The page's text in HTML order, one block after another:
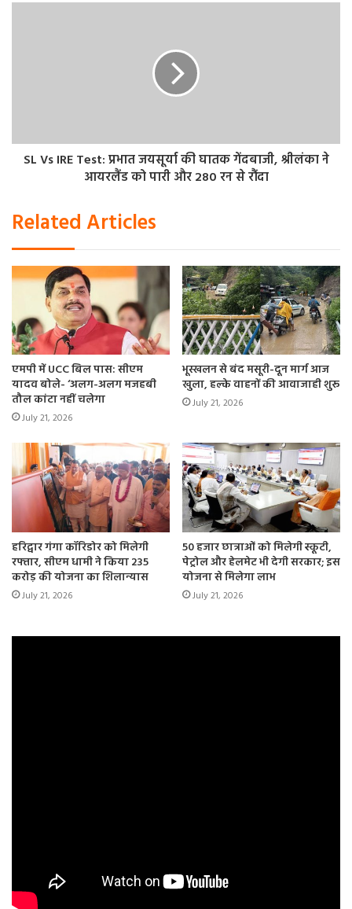
SL Vs IRE Test: प्रभात जयसूर्या की घातक गेंदबाजी, श्रीलंका ने
आयरलैंड को पारी और 280 रन से रौंदा
Related Articles
एमपी में UCC बिल पास: सीएम
यादव बोले- ‘अलग-अलग मजहबी
तौल कांटा नहीं चलेगा
July 21, 2026
भूस्खलन से बंद मसूरी-दून मार्ग आज
खुला, हल्के वाहनों की आवाजाही शुरू
July 21, 2026
हरिद्वार गंगा कॉरिडोर को मिलेगी
रफ्तार, सीएम धामी ने किया 235
करोड़ की योजना का शिलान्यास
July 21, 2026
50 हजार छात्राओं को मिलेगी स्कूटी,
पेट्रोल और हेलमेट भी देगी सरकार; इस
योजना से मिलेगा लाभ
July 21, 2026